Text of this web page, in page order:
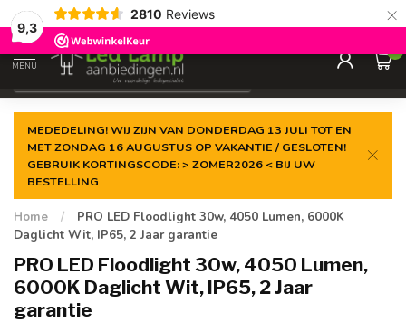
9,3
2810 Reviews ×
Gegarandeerde delaagste prijs
MENU
0
MEDEDELING! WIJ ZIJN VAN DONDERDAG 13 JULI TOT EN
MET ZONDAG 16 AUGUSTUS OP VAKANTIE / GESLOTEN!
GEBRUIK KORTINGSCODE: > ZOMER2026 < BIJ UW
BESTELLING
Home /
PRO LED Floodlight 30w, 4050 Lumen, 6000K
Daglicht Wit, IP65, 2 Jaar garantie
PRO LED Floodlight 30w, 4050 Lumen,
6000K Daglicht Wit, IP65, 2 Jaar
garantie